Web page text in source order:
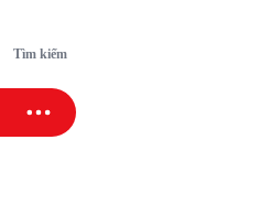
Tìm kiếm
SAO SPORT